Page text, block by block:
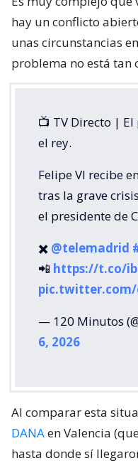
hay un conflicto
unas circunstancias
problema no está tan
📺 TV Directo |
el rey.
Felipe VI recibe
tras la grave
el presidente de
✖️ @telemadrid
📲 https://t.co/
pic.twitter.com/
— 120 Minutos
6, 2026
Al comparar esta
DANAen Valencia
hasta donde sí